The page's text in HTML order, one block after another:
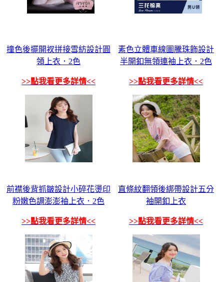
撞色後擺開衩拼接雪紡設計圓
領上衣．2色
>>點我看更多詳情<<
素色立體車線圖騰珠飾設計
半開釦無領連袖上衣．2色
>>點我看更多詳情<<
前襟後背抓皺設計小碎花燙印
粉嫩色調澎澎袖上衣．2色
>>點我看更多詳情<<
直條紋翻領後綁帶設計五分
袖開釦上衣
>>點我看更多詳情<<